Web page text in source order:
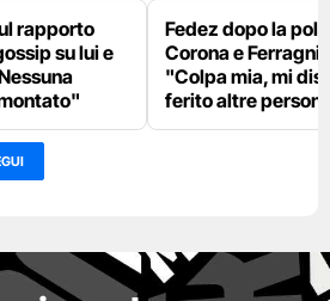
rapporto
su lui e
Fedez dopo la
Corona e Ferragni
"Colpa mia, mi
ferito altre